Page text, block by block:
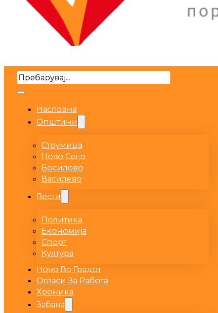
Search
Насловна
Општини
Струмица
Ново Село
Босилово
Василево
Вести
Политика
Економија
Спорт
Култура
Ново Во Градот
Огласи За Работа
Хроника
Забава